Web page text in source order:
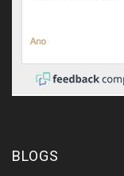
BLOGS